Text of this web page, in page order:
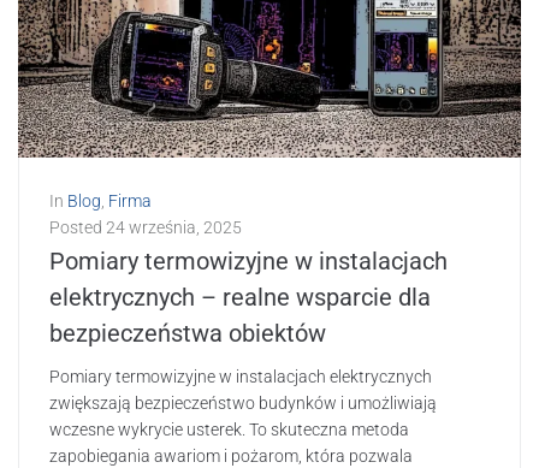
In Blog, Firma
Posted 24 września, 2025
Pomiary termowizyjne w instalacjach
elektrycznych – realne wsparcie dla
bezpieczeństwa obiektów
Pomiary termowizyjne w instalacjach elektrycznych
zwiększają bezpieczeństwo budynków i umożliwiają
wczesne wykrycie usterek. To skuteczna metoda
zapobiegania awariom i pożarom, która pozwala